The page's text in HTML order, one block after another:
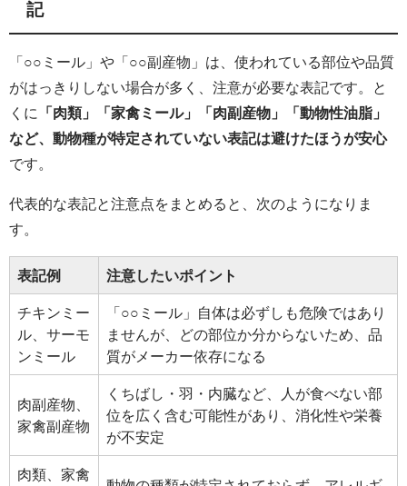
記
「○○ミール」や「○○副産物」は、使われている部位や品質
がはっきりしない場合が多く、注意が必要な表記です。と
くに
「肉類」「家禽ミール」「肉副産物」「動物性油脂」
など、動物種が特定されていない表記は避けたほうが安心
です。
代表的な表記と注意点をまとめると、次のようになりま
す。
表記例 注意したいポイント
チキンミー
ル、サーモ
ンミール
「○○ミール」自体は必ずしも危険ではあり
ませんが、どの部位か分からないため、品
質がメーカー依存になる
肉副産物、
家禽副産物
くちばし・羽・内臓など、人が食べない部
位を広く含む可能性があり、消化性や栄養
が不安定
肉類、家禽